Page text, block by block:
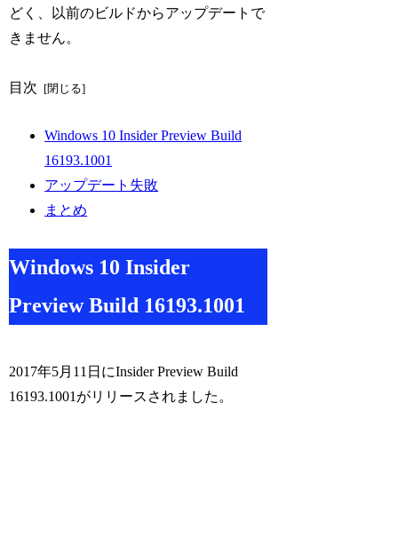
どく、以前のビルドからアップデートで
きません。
目次
Windows 10 Insider Preview Build
16193.1001
アップデート失敗
まとめ
Windows 10 Insider
Preview Build 16193.1001
2017年5月11日にInsider Preview Build
16193.1001がリリースされました。